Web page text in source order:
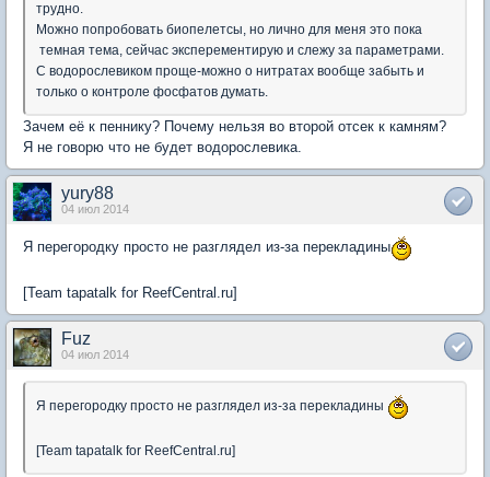
трудно.
Можно попробовать биопелетсы, но лично для меня это пока
темная тема, сейчас эксперементирую и слежу за параметрами.
С водорослевиком проще-можно о нитратах вообще забыть и
только о контроле фосфатов думать.
Зачем её к пеннику? Почему нельзя во второй отсек к камням?
Я не говорю что не будет водорослевика.
yury88
04 июл 2014
Я перегородку просто не разглядел из-за перекладины
[Team tapatalk for ReefCentral.ru]
Fuz
04 июл 2014
Я перегородку просто не разглядел из-за перекладины
[Team tapatalk for ReefCentral.ru]